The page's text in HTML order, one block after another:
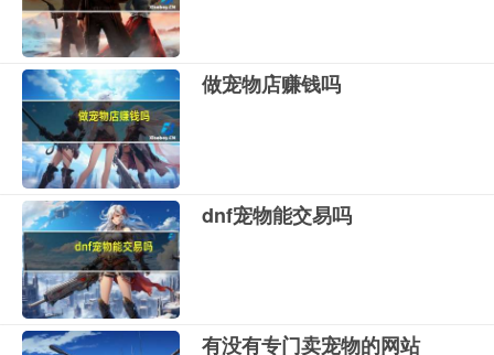
做宠物店赚钱吗
dnf宠物能交易吗
有没有专门卖宠物的网站